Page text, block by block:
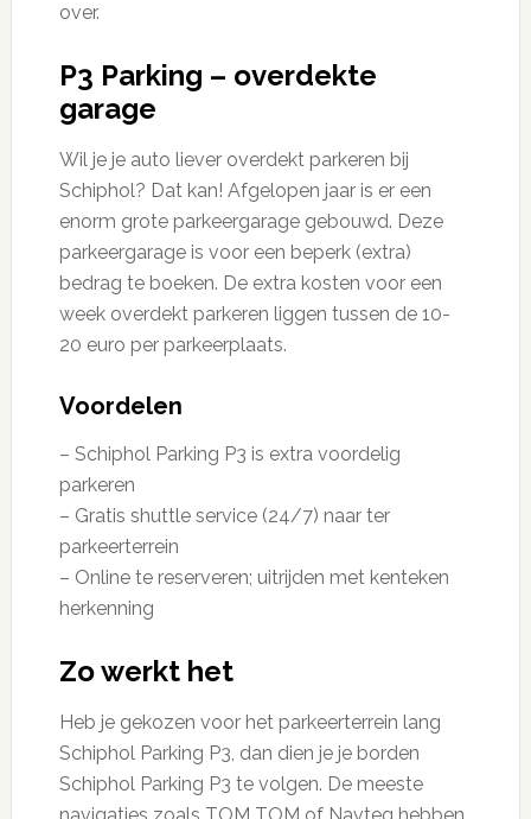
over.
P3 Parking – overdekte
garage
Wil je je auto liever overdekt parkeren bij
Schiphol? Dat kan! Afgelopen jaar is er een
enorm grote parkeergarage gebouwd. Deze
parkeergarage is voor een beperk (extra)
bedrag te boeken. De extra kosten voor een
week overdekt parkeren liggen tussen de 10-
20 euro per parkeerplaats.
Voordelen
– Schiphol Parking P3 is extra voordelig
parkeren
– Gratis shuttle service (24/7) naar ter
parkeerterrein
– Online te reserveren; uitrijden met kenteken
herkenning
Zo werkt het
Heb je gekozen voor het parkeerterrein lang
Schiphol Parking P3, dan dien je je borden
Schiphol Parking P3 te volgen. De meeste